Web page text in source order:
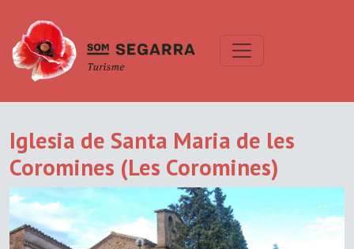
Iglesia de Santa Maria de les
Coromines (Les Coromines)